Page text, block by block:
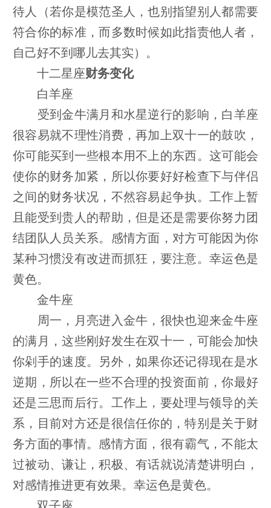
待人（若你是模范圣人，也别指望别人都需要
符合你的标准，而多数时候如此指责他人者，
自己好不到哪儿去其实）。
十二星座财务变化
白羊座
受到金牛满月和水星逆行的影响，白羊座
很容易就不理性消费，再加上双十一的鼓吹，
你可能买到一些根本用不上的东西。这可能会
使你的财务加紧，所以你要好好检查下与伴侣
之间的财务状况，不然容易起争执。工作上暂
且能受到贵人的帮助，但是还是需要你努力团
结团队人员关系。感情方面，对方可能因为你
某种习惯没有改进而抓狂，要注意。幸运色是
黄色。
金牛座
周一，月亮进入金牛，很快也迎来金牛座
的满月，这些刚好发生在双十一，可能会加快
你剁手的速度。另外，如果你还记得现在是水
逆期，所以在一些不合理的投资面前，你最好
还是三思而后行。工作上，要处理与领导的关
系，目前对方还是很信任你的，特别是关于财
务方面的事情。感情方面，很有霸气，不能太
过被动、谦让，积极、有话就说清楚讲明白，
对感情推进更有效果。幸运色是黄色。